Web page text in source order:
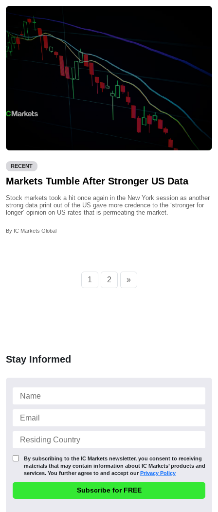
RECENT
Markets Tumble After Stronger US Data
Stock markets took a hit once again in the New York session as another
strong data print out of the US gave more credence to the ‘stronger for
longer’ opinion on US rates that is permeating the market.
By IC Markets Global
1 2 »
Stay Informed
By subscribing to the IC Markets newsletter, you consent to receiving
materials that may contain information about IC Markets’ products and
services. You further agree to and accept our Privacy Policy